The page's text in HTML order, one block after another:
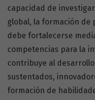
capacidad de
global, la formación de
debe fortalecerse
competencias para la
contribuye al
sustentados,
formación de